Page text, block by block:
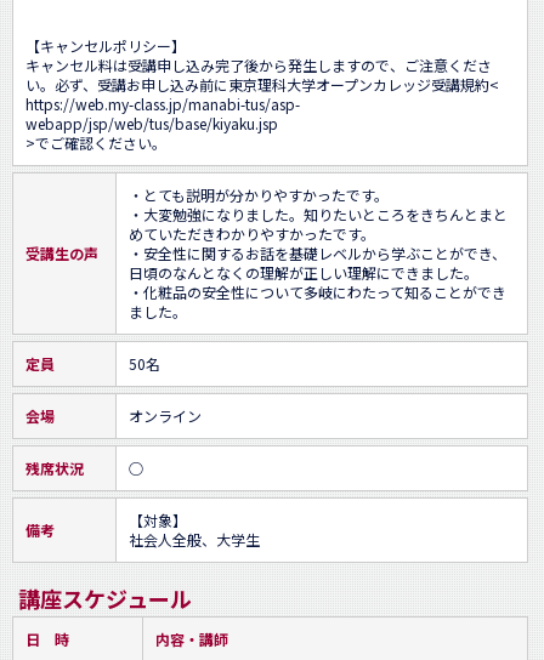
【キャンセルポリシー】
キャンセル料は受講申し込み完了後から発生しますので、ご注意くださ
い。必ず、受講お申し込み前に東京理科大学オープンカレッジ受講規約<
https://web.my-class.jp/manabi-tus/asp-
webapp/jsp/web/tus/base/kiyaku.jsp
>でご確認ください。
受講生の声
・とても説明が分かりやすかったです。
・大変勉強になりました。知りたいところをきちんとまと
めていただきわかりやすかったです。
・安全性に関するお話を基礎レベルから学ぶことができ、
日頃のなんとなくの理解が正しい理解にできました。
・化粧品の安全性について多岐にわたって知ることができ
ました。
定員 50名
会場 オンライン
残席状況 ○
備考
【対象】
社会人全般、大学生
講座スケジュール
日 時 内容・講師